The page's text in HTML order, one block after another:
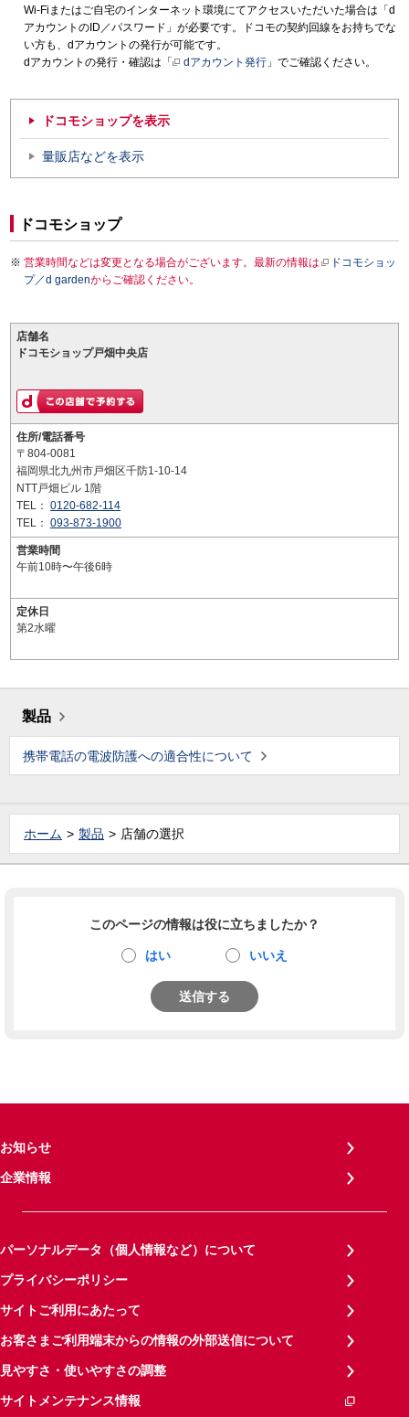
Wi-Fiまたはご自宅のインターネット環境にてアクセスいただいた場合は「d
アカウントのID／パスワード」が必要です。ドコモの契約回線をお持ちでな
い方も、dアカウントの発行が可能です。
dアカウントの発行・確認は「
dアカウント発行 」でご確認ください。
ドコモショップを表示
量販店などを表示
ドコモショップ
営業時間などは変更となる場合がございます。最新の情報は
ドコモショッ
プ／d gardenからご確認ください。
店舗名
ドコモショップ戸畑中央店
住所/電話番号
〒804-0081
福岡県北九州市戸畑区千防1-10-14
NTT戸畑ビル 1階
TEL： 0120-682-114
TEL： 093-873-1900
営業時間
午前10時〜午後6時
定休日
第2水曜
製品
携帯電話の電波防護への適合性について
ホーム 製品 店舗の選択
このページの情報は役に立ちましたか？
はい いいえ
送信する
お知らせ
企業情報
パーソナルデータ（個人情報など）について
プライバシーポリシー
サイトご利用にあたって
お客さまご利用端末からの情報の外部送信について
見やすさ・使いやすさの調整
サイトメンテナンス情報